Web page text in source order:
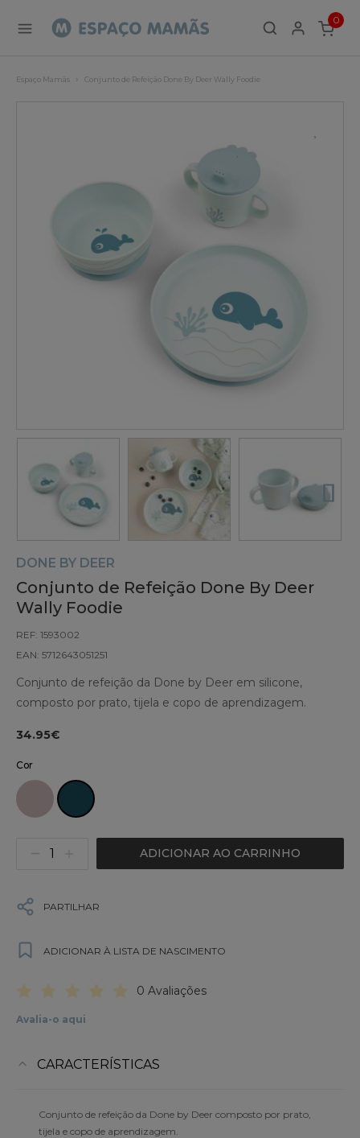
0
ITEMS
Espaço Mamãs Conjunto de Refeição Done By Deer Wally Foodie
DONE BY DEER
Conjunto de Refeição Done By Deer
Wally Foodie
REF: 1593002
EAN: 5712643051251
Conjunto de refeição da Done by Deer em silicone,
composto por prato, tijela e copo de aprendizagem.
34.95€
Cor
ADICIONAR AO CARRINHO
PARTILHAR
ADICIONAR À LISTA DE NASCIMENTO
0 Avaliações
Avalia-o aqui
CARACTERÍSTICAS
Conjunto de refeição da Done by Deer composto por prato,
tijela e copo de aprendizagem.